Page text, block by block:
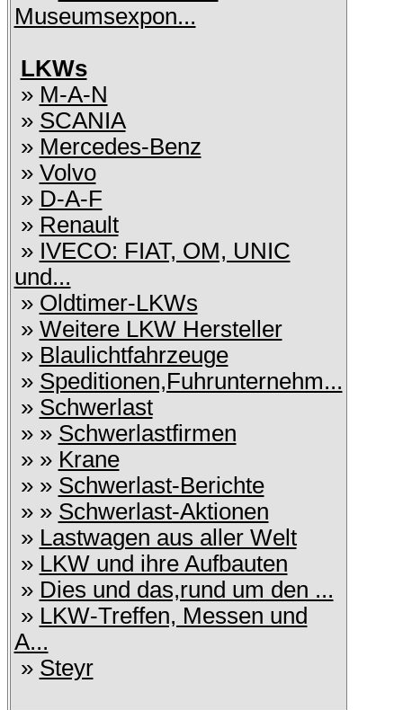
Museumsexpon...
LKWs
» M-A-N
» SCANIA
» Mercedes-Benz
» Volvo
» D-A-F
» Renault
» IVECO: FIAT, OM, UNIC
und...
» Oldtimer-LKWs
» Weitere LKW Hersteller
» Blaulichtfahrzeuge
» Speditionen,Fuhrunternehm...
» Schwerlast
» » Schwerlastfirmen
» » Krane
» » Schwerlast-Berichte
» » Schwerlast-Aktionen
» Lastwagen aus aller Welt
» LKW und ihre Aufbauten
» Dies und das,rund um den ...
» LKW-Treffen, Messen und
A...
» Steyr